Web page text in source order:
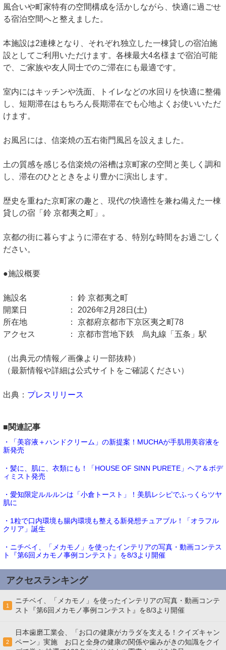
風合いや町家特有の空間構成を活かしながら、快適に過ごせ
る宿泊空間へと整えました。
本施設は2連棟となり、それぞれ独立した一棟貸しの宿泊施
設としてご利用いただけます。各棟最大4名様まで宿泊可能
で、ご家族や友人同士でのご滞在にも最適です。
室内にはキッチンや洗面、トイレなどの水回りを快適に整備
し、短期滞在はもちろん長期滞在でも心地よくお使いいただ
けます。
お風呂には、信楽焼の五右衛門風呂を設えました。
土の質感を感じる信楽焼の浴槽は京町家の空間と美しく調和
し、滞在のひとときをより豊かに演出します。
歴史を重ねた京町家の趣と、現代の快適性を兼ね備えた一棟
貸しの宿「鈴 京都夷之町」。
京都の街に暮らすように滞在する、特別な時間をお過ごしく
ださい。
●施設概要
施設名 ： 鈴 京都夷之町
開業日 ： 2026年2月28日(土)
所在地 ： 京都府京都市下京区夷之町78
アクセス ： 京都市営地下鉄 烏丸線「五条」駅
（出典元の情報／画像より一部抜粋）
（最新情報や詳細は公式サイトをご確認ください）
出典： プレスリリース
■関連記事
・「美容液＋ハンドクリーム」の新提案！MUCHAが手肌用美容液を
新発売
・髪に、肌に、衣類にも！「HOUSE OF SINN PURETE」ヘア＆ボデ
ィミスト発売
・愛知限定ルルルンは「小倉トースト」！美肌レシピでふっくらツヤ
肌に
・1粒で口内環境も腸内環境も整える新発想チュアブル！「オラフル
クリア」誕生
・ニチベイ、「メカモノ」を使ったインテリアの写真・動画コンテス
ト『第6回メカモノ事例コンテスト』を8/3より開催
アクセスランキング
1
ニチベイ、「メカモノ」を使ったインテリアの写真・動画コンテ
スト『第6回メカモノ事例コンテスト』を8/3より開催
2
日本歯磨工業会、「お口の健康がカラダを支える！クイズキャン
ペーン」実施 お口と全身の健康の関係や歯みがきの知識をクイ